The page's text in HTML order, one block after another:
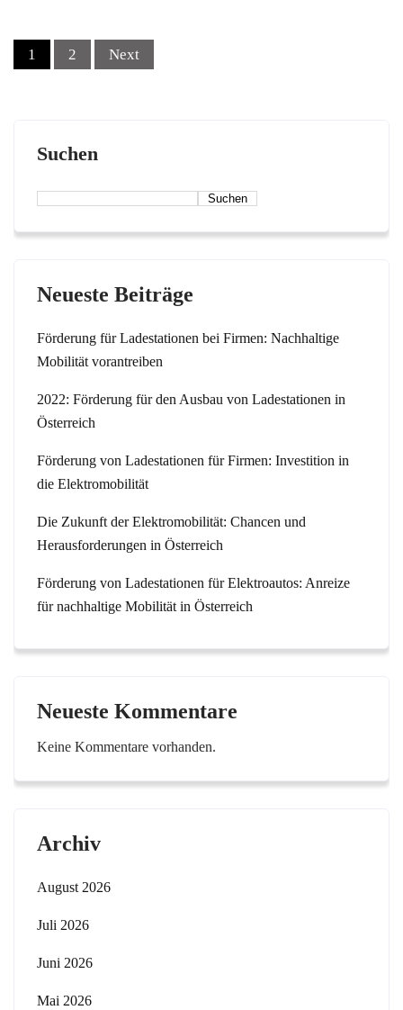
P
i
1 2 Next
Suchen
Suchen
Neueste Beiträge
Förderung für Ladestationen bei Firmen: Nachhaltige
Mobilität vorantreiben
2022: Förderung für den Ausbau von Ladestationen in
Österreich
Förderung von Ladestationen für Firmen: Investition in
die Elektromobilität
Die Zukunft der Elektromobilität: Chancen und
Herausforderungen in Österreich
Förderung von Ladestationen für Elektroautos: Anreize
für nachhaltige Mobilität in Österreich
Neueste Kommentare
Keine Kommentare vorhanden.
Archiv
August 2026
Juli 2026
Juni 2026
Mai 2026